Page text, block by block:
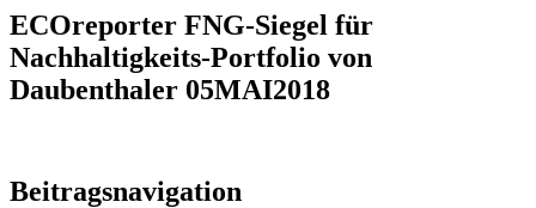
ECOreporter FNG-Siegel für
Nachhaltigkeits-Portfolio von
Daubenthaler 05MAI2018
Beitragsnavigation